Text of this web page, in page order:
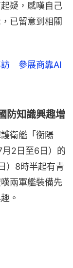
疑，感嘆自己
已留意到相關
訪 參展商靠AI
防知識興趣增
衛艦「衡陽
2日至6日）的
）8時半起有青
兩軍艦裝備先
。